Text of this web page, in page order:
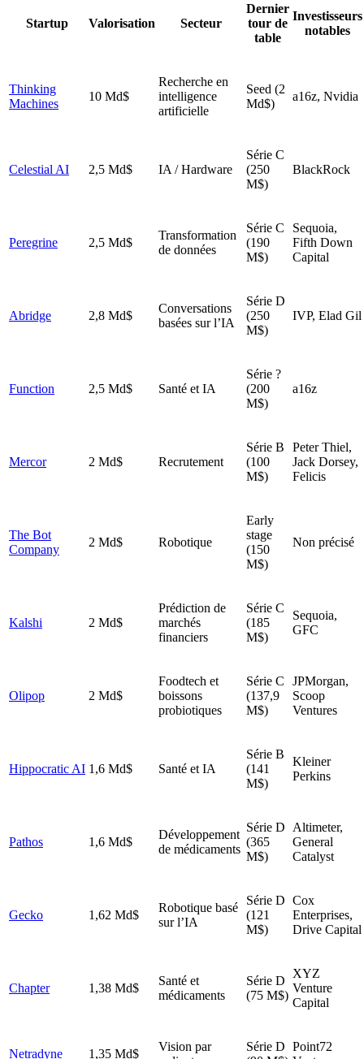
Startup Valorisation Secteur
Dernier
tour de
table
Investisseurs
notables
Thinking
Machines
10 Md$
Recherche en
intelligence
artificielle
Seed (2
Md$)
a16z, Nvidia
Celestial AI 2,5 Md$ IA / Hardware
Série C
(250
M$)
BlackRock
Peregrine 2,5 Md$
Transformation
de données
Série C
(190
M$)
Sequoia,
Fifth Down
Capital
Abridge 2,8 Md$
Conversations
basées sur l’IA
Série D
(250
M$)
IVP, Elad Gil
Function 2,5 Md$ Santé et IA
Série ?
(200
M$)
a16z
Mercor 2 Md$ Recrutement
Série B
(100
M$)
Peter Thiel,
Jack Dorsey,
Felicis
The Bot
Company
2 Md$ Robotique
Early
stage
(150
M$)
Non précisé
Kalshi 2 Md$
Prédiction de
marchés
financiers
Série C
(185
M$)
Sequoia,
GFC
Olipop 2 Md$
Foodtech et
boissons
probiotiques
Série C
(137,9
M$)
JPMorgan,
Scoop
Ventures
Hippocratic AI 1,6 Md$ Santé et IA
Série B
(141
M$)
Kleiner
Perkins
Pathos 1,6 Md$
Développement
de médicaments
Série D
(365
M$)
Altimeter,
General
Catalyst
Gecko 1,62 Md$
Robotique basé
sur l’IA
Série D
(121
M$)
Cox
Enterprises,
Drive Capital
Chapter 1,38 Md$
Santé et
médicaments
Série D
(75 M$)
XYZ
Venture
Capital
Netradyne 1,35 Md$
Vision par
Série D Point72